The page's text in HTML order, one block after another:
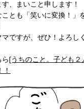
、まいこと申します！
とも「笑いに変換！」
マですが、ぜひ！よろし
[うちのこと。子ども２